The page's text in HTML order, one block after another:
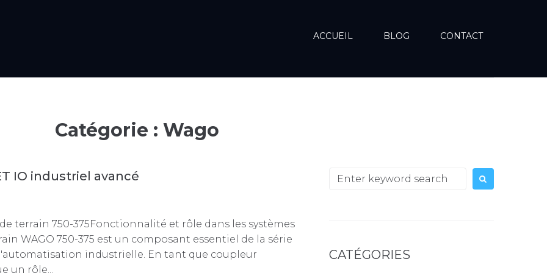
ACCUEIL BLOG CONTACT
Catégorie : Wago
IO industriel avancé
terrain 750-375Fonctionnalité et rôle dans les systèmes
WAGO 750-375 est un composant essentiel de la série
industrielle. En tant que coupleur
un rôle...
Search
CATÉGORIES